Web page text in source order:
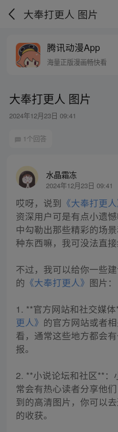
大奉打更人 图片
腾讯动漫App
海量正版漫画畅快看
大奉打更人 图片
2024年12月23日 09:41
1个回答
水晶霜冻
2024年12月23日 09:41
哎呀，说到 《大奉打更人
资深用户可是有点小遗
中勾勒出那些精彩的场
种东西嘛，我可没法直接
不过，我可以给你一些
的 《大奉打更人》 图片：
1. **官方网站和社交媒
更人》 的官方网站或者
看，通常这些地方都会
报。
2. **小说论坛和社区**：
常会有热心读者分享他
到的高清图片，你可以
的收获。